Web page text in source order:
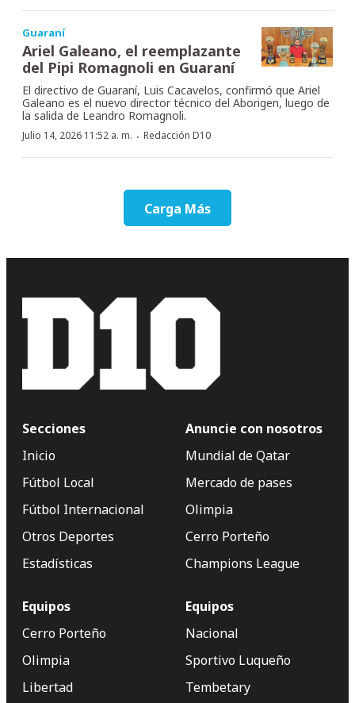
Guaraní
Ariel Galeano, el reemplazante
del Pipi Romagnoli en Guaraní
El directivo de Guaraní, Luis Cacavelos, confirmó que Ariel
Galeano es el nuevo director técnico del Aborigen, luego de
la salida de Leandro Romagnoli.
Julio 14, 2026 11:52 a. m. · Redacción D10
Carga Más
Secciones
Inicio
Fútbol Local
Fútbol Internacional
Otros Deportes
Estadísticas
Anuncie con nosotros
Mundial de Qatar
Mercado de pases
Olimpia
Cerro Porteño
Champions League
Equipos
Cerro Porteño
Olimpia
Libertad
Equipos
Nacional
Sportivo Luqueño
Tembetary